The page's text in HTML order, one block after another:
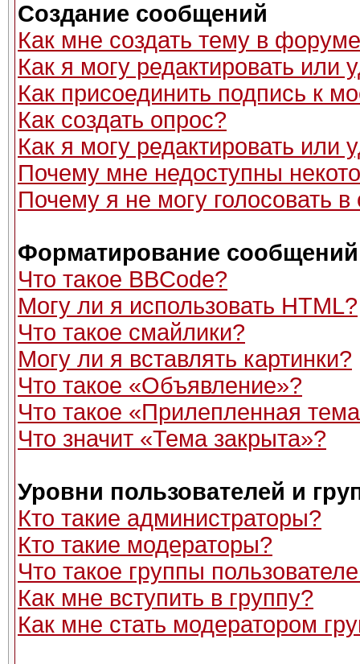
Создание сообщений
Как мне создать тему в
Как я могу редактировать или
Как присоединить подпись к
Как создать опрос?
Как я могу редактировать или
Почему мне недоступны
Почему я не могу голосовать в
Форматирование
Что такое BBCode?
Могу ли я использовать HTML?
Что такое смайлики?
Могу ли я вставлять картинки?
Что такое «Объявление»?
Что такое «Прилепленная
Что значит «Тема закрыта»?
Уровни пользователей и
Кто такие администраторы?
Кто такие модераторы?
Что такое группы
Как мне вступить в группу?
Как мне стать модератором